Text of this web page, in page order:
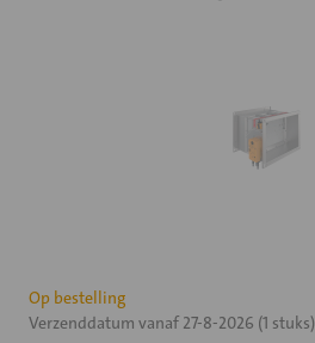
Huidige
voorraad:
Op bestelling
Verzenddatum vanaf 27-8-2026 (1 stuks)